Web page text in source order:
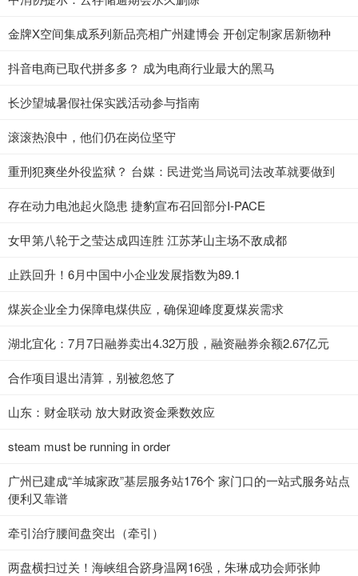
金牌X空间集成系列新品亮相广州建博会 开创定制家居新物种
抖音电商已取代拼多多？ 成为电商行业最大的黑马
长沙望城暑假社保实践活动参与指南
滚滚热浪中，他们仍在岗位坚守
重刑犯爽坐外役监狱？ 台媒：民进党当局说司法改革就要做到
存在动力电池起火隐患 捷豹宣布召回部分I-PACE
女甲第八轮于之莹达成四连胜 江苏茅山主场不敌成都
止跌回升！6月中国中小企业发展指数为89.1
煤炭企业全力保障电煤供应，确保迎峰度夏煤炭需求
湖北宜化：7月7日融券卖出4.32万股，融资融券余额2.67亿元
合作项目退出清算，别被忽悠了
山东：财金联动 放大财政资金乘数效应
steam must be running in order
广州已建成“羊城家政”基层服务站176个 家门口的一站式服务站点
便利又靠谱
牵引治疗腰间盘突出（牵引）
两盘横扫过关！海峡组合跻身温网16强，朱琳成功会师张帅